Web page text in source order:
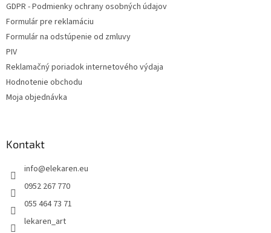
GDPR - Podmienky ochrany osobných údajov
Formulár pre reklamáciu
Formulár na odstúpenie od zmluvy
PIV
Reklamačný poriadok internetového výdaja
Hodnotenie obchodu
Moja objednávka
Kontakt
info@elekaren.eu
0952 267 770
055 464 73 71
lekaren_art